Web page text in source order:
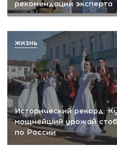
рекомендации эксперта
Исторический рекорд:
мощнейший урожай
по России
ЖИЗНЬ